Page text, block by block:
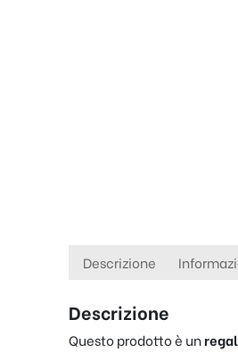
Descrizione
Descrizione
Questo prodotto è un